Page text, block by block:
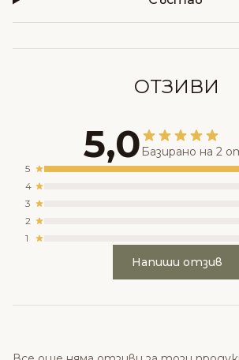
ОТЗИВИ
5,0 Базирано на 2
5
4
3
2
1
Напиши отзив